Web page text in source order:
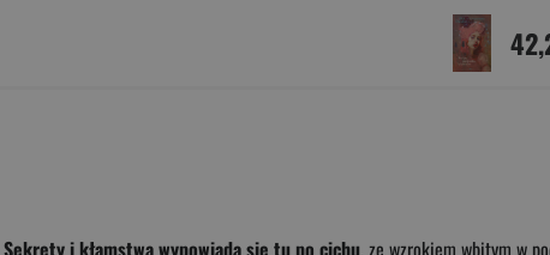
Sekrety i kłamstwa wypowiada się tu po cichu, ze wzrokiem wbitym w